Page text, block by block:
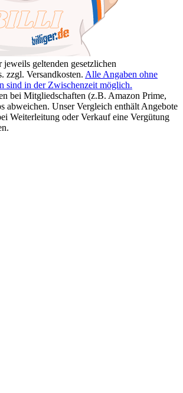
geltenden gesetzlichen
zzgl. Versandkosten. Alle Angaben ohne
sind in der Zwischenzeit möglich.
bei Mitgliedschaften (z.B. Amazon Prime,
abweichen. Unser Vergleich enthält Angebote
Weiterleitung oder Verkauf eine Vergütung